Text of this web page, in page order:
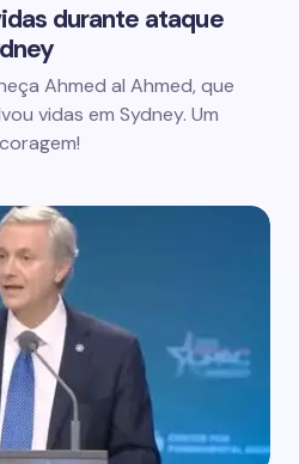
durante ataque
Ahmed al Ahmed, que
vidas em Sydney. Um